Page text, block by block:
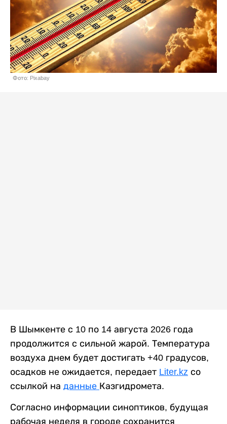
Фото: Pixabay
В Шымкенте с 10 по 14 августа 2026 года
продолжится с сильной жарой. Температура
воздуха днем будет достигать +40 градусов,
осадков не ожидается, передает Liter.kz со
ссылкой на данные Казгидромета.
Согласно информации синоптиков, будущая
рабочая неделя в городе сохранится